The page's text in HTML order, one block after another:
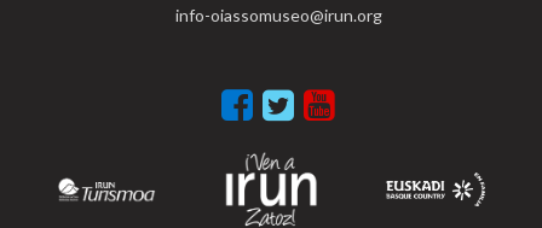
info-oiassomuseo@irun.org